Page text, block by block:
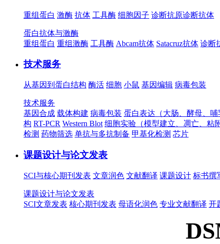
重组蛋白 激酶 抗体 工具酶 细胞因子 诊断抗原诊断抗体
蛋白抗体与激酶
重组蛋白 重组激酶 工具酶 Abcam抗体 Satacruz抗体 诊断
技术服务
从基因到蛋白结构 酶活 细胞 小鼠 基因编辑 病毒包装
技术服务
基因合成 载体构建 病毒包装 蛋白表达（大肠、酵母、
构 RT-PCR Western Blot 细胞实验（模型建立、凋亡、粘
检测 药物筛选 单抗与多抗制备 甲基化检测 芯片
课题设计与论文发表
SCI与核心期刊发表 文章润色 文献翻译 课题设计 标书撰
课题设计与论文发表
SCI文章发表 核心期刊发表 母语化润色 专业文献翻译 开